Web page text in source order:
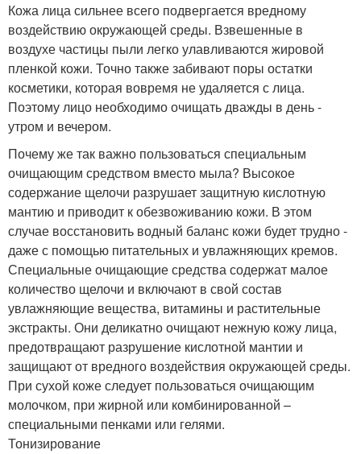
Кожа лица сильнее всего подвергается вредному
воздействию окружающей среды. Взвешенные в
воздухе частицы пыли легко улавливаются жировой
пленкой кожи. Точно также забивают поры остатки
косметики, которая вовремя не удаляется с лица.
Поэтому лицо необходимо очищать дважды в день -
утром и вечером.
Почему же так важно пользоваться специальным
очищающим средством вместо мыла? Высокое
содержание щелочи разрушает защитную кислотную
мантию и приводит к обезвоживанию кожи. В этом
случае восстановить водный баланс кожи будет трудно -
даже с помощью питательных и увлажняющих кремов.
Специальные очищающие средства содержат малое
количество щелочи и включают в свой состав
увлажняющие вещества, витамины и растительные
экстракты. Они деликатно очищают нежную кожу лица,
предотвращают разрушение кислотной мантии и
защищают от вредного воздействия окружающей среды.
При сухой коже следует пользоваться очищающим
молочком, при жирной или комбинированной –
специальными пенками или гелями.
Тонизирование